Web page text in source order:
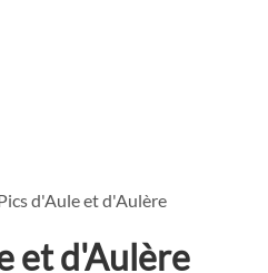
d'Aule et d'Aulère
et d'Aulère